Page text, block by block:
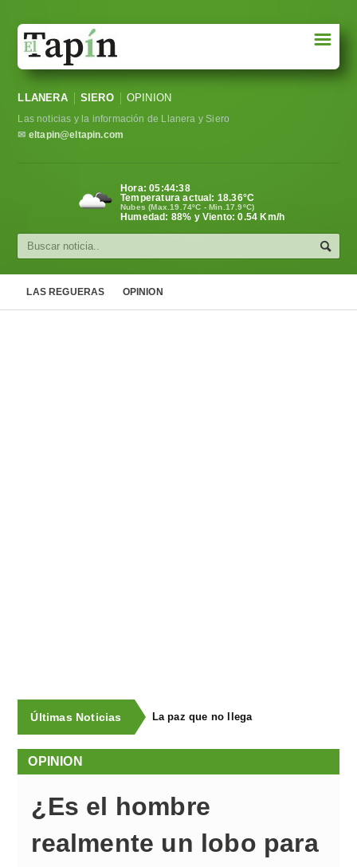
Sociedad
Política
Cultura
☰
LLANERA SIERO OPINION
Las noticias y la información de Llanera y Siero
✉ eltapin@eltapin.com
Hora:05:44:38
Temperatura actual: 18.36°C
Nubes (Max.19.74ºC - Min.17.9ºC)
Humedad: 88% y Viento: 0.54 Km/h
LAS REGUERAS OPINION
Últimas Noticias La paz que no llega
OPINION
¿Es el hombre
realmente un lobo para